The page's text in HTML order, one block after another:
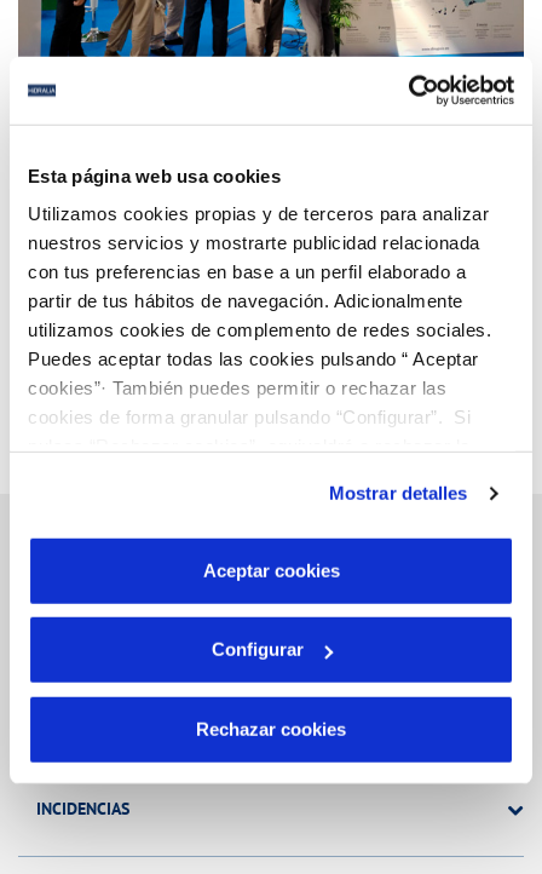
Esta página web usa cookies
Utilizamos cookies propias y de terceros para analizar
nuestros servicios y mostrarte publicidad relacionada
con tus preferencias en base a un perfil elaborado a
partir de tus hábitos de navegación. Adicionalmente
utilizamos cookies de complemento de redes sociales.
Puedes aceptar todas las cookies pulsando “ Aceptar
cookies”· También puedes permitir o rechazar las
cookies de forma granular pulsando “Configurar”. Si
son indispensables para que el sitio web funcione y que
por tanto no se pueden desactivar. Puedes consultar
más información en nuestraPolítica de Cookies
Mostrar detalles
Aceptar cookies
Configurar
Rechazar cookies
Digitalización como eje transformador de las
Página 55 de 112
Anterior Siguiente
Gestiones Online
FACTURAS, PAGOS Y CONSUMOS
MODIFICACIÓN DE DATOS
INCIDENCIAS